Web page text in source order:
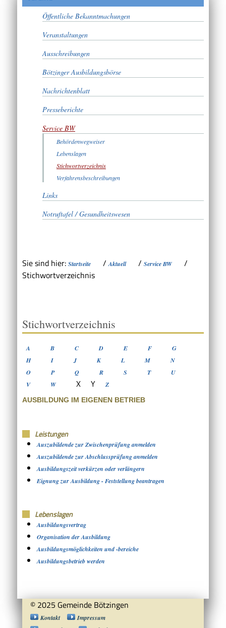
Öffentliche Bekanntmachungen
Veranstaltungen
Ausschreibungen
Bötzinger Ausbildungsbörse
Nachrichtenblatt
Presseberichte
Service BW
Behördenwegweiser
Lebenslagen
Stichwortverzeichnis
Verfahrensbeschreibungen
Links
Notruftafel / Gesundheitswesen
Sie sind hier: Startseite /Aktuell / Service BW
/
Stichwortverzeichnis
Stichwortverzeichnis
A B C D E F
G
H
I J K L M
N
O
P Q R S T
U
V
W X Y Z
AUSBILDUNG IM EIGENEN BETRIEB
Leistungen
Auszubildende zur Zwischenprüfung anmelden
Auszubildende zur Abschlussprüfung anmelden
Ausbildungszeit verkürzen oder verlängern
Eignung zur Ausbildung - Feststellung beantragen
Lebenslagen
Ausbildungsvertrag
Organisation der Ausbildung
Ausbildungsmöglichkeiten und -bereiche
Ausbildungsbetrieb werden
© 2025 Gemeinde Bötzingen
Kontakt
Impressum